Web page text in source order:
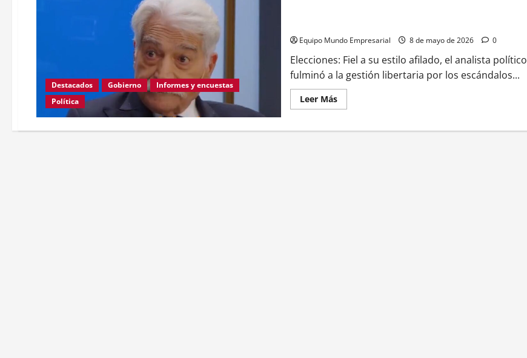
Destacados Gobierno
Informes y encuestas
Política
Equipo Mundo Empresarial 8 de mayo de 2026 0
Elecciones: Fiel a su estilo afilado, el analista político
fulminó a la gestión libertaria por los escándalos...
Leer MásLeer
más
Elecciones